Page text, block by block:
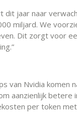
dit jaar naar
miljard. We
Dit zorgt voor
van Nvidia komen
aanzienlijk
per token